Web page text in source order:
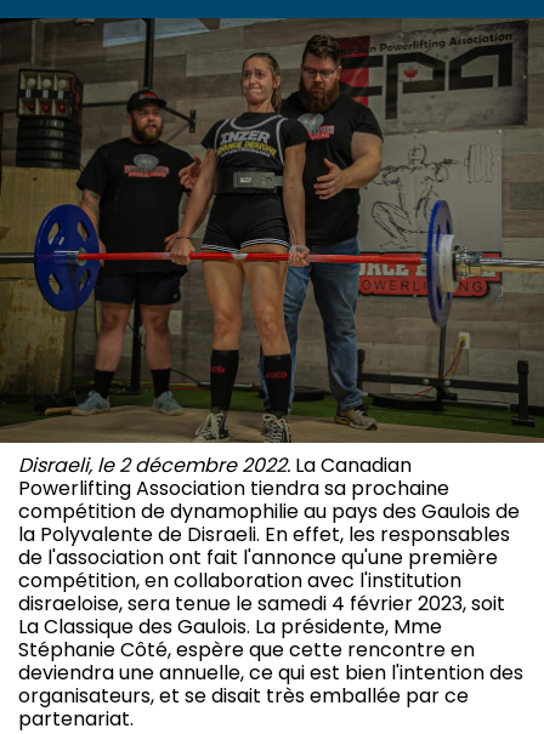
Disraeli, le 2 décembre 2022. La Canadian
Powerlifting Association tiendra sa prochaine
compétition de dynamophilie au pays des Gaulois de
la Polyvalente de Disraeli. En effet, les responsables
de l'association ont fait l'annonce qu'une première
compétition, en collaboration avec l'institution
disraeloise, sera tenue le samedi 4 février 2023, soit
La Classique des Gaulois. La présidente, Mme
Stéphanie Côté, espère que cette rencontre en
deviendra une annuelle, ce qui est bien l'intention des
organisateurs, et se disait très emballée par ce
partenariat.